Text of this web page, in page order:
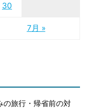
7月 »
30
の旅行・帰省前の対